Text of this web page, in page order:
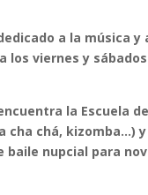
a la música
viernes y
la Escuela
cha chá, kizomba…)
baile nupcial para